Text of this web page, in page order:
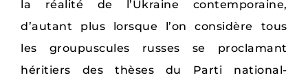
la réalité de l’Ukraine contemporaine,
d’autant plus lorsque l’on considère tous
les groupuscules russes se proclamant
héritiers des thèses du Parti national-